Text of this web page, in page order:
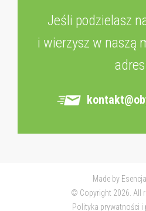
Jeśli podzielasz
i wierzysz w naszą
Made by
© Copyright 2026. All
Polityka prywatności i